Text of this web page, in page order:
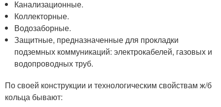
Канализационные.
Коллекторные.
Водозаборные.
Защитные, предназначенные для прокладки
подземных коммуникаций: электрокабелей, газовых и
водопроводных труб.
По своей конструкции и технологическим свойствам ж/б
кольца бывают: